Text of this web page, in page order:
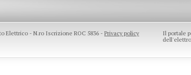
Elettrico - N.ro Iscrizione ROC 5836 -Privacy policy
Il portale